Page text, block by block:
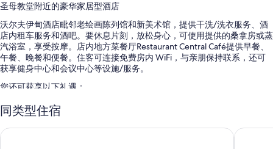
圣母教堂附近的豪华家居型酒店
沃尔夫伊甸酒店毗邻老绘画陈列馆和新美术馆，提供干洗/洗衣服务、酒
店内租车服务和酒吧。要休息片刻，放松身心，可使用提供的桑拿房或蒸
汽浴室，享受按摩。店内地方菜餐厅Restaurant Central Café提供早餐、
午餐、晚餐和便餐。住客可连接免费房内 WiFi，与亲朋保持联系，还可
获享健身中心和会议中心等设施/服务。
您还可获享以下礼遇：
豪华轿车或公务车服务、自助式早餐（收费）和代客停车（收费）
同类型住宿
KING's HOTEL Center Superior 普拉茨